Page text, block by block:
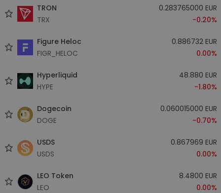
TRON
TRX
0.283765000 EUR
-0.20%
Figure Heloc
FIGR_HELOC
0.886732 EUR
0.00%
Hyperliquid
HYPE
48.880 EUR
-1.80%
Dogecoin
DOGE
0.060015000 EUR
-0.70%
USDS
USDS
0.867969 EUR
0.00%
LEO Token
LEO
8.4800 EUR
0.00%